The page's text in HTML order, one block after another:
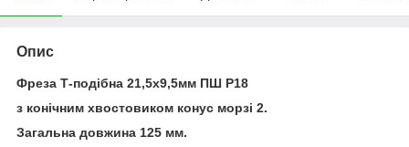
Опис
Фреза Т-подібна 21,5х9,5мм ПШ Р18
з конічним хвостовиком конус морзі 2.
Загальна довжина 125 мм.